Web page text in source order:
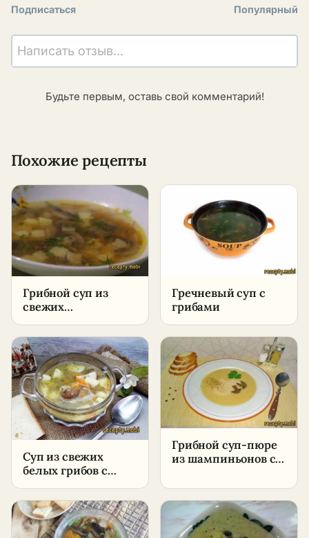
Подписаться Популярный
Написать отзыв...
Будьте первым, оставь свой комментарий!
Похожие рецепты
Грибной суп из
свежих
шампиньонов
Гречневый суп с
грибами
Суп из свежих
белых грибов с
пошаговый рецепт
Грибной суп-пюре
из шампиньонов с
пошаговый рецепт
в домашних
условиях